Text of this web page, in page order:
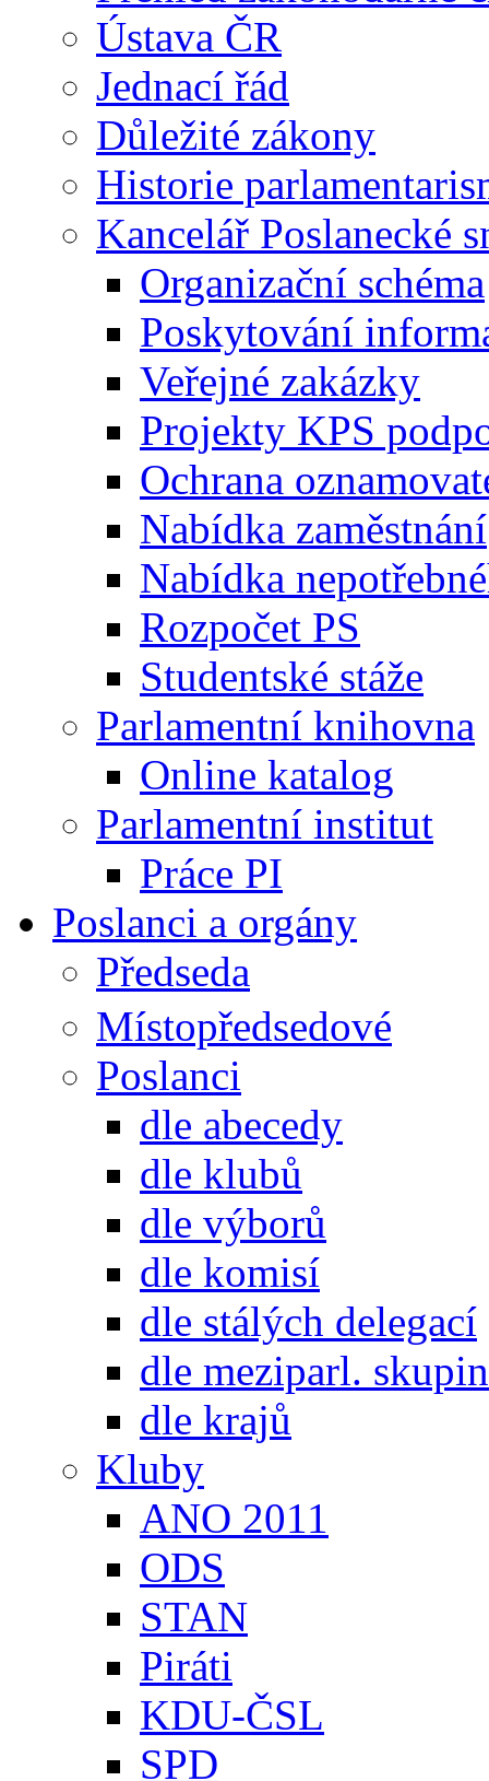
Ústava ČR
Jednací řád
Důležité zákony
Historie
Kancelář Poslanecké
Organizační schéma
Poskytování
Veřejné zakázky
Projekty KPS
Ochrana
Nabídka zaměstnání
Nabídka
Rozpočet PS
Studentské stáže
Parlamentní knihovna
Online katalog
Parlamentní institut
Práce PI
Poslanci a orgány
Předseda
Místopředsedové
Poslanci
dle abecedy
dle klubů
dle výborů
dle komisí
dle stálých delegací
dle meziparl. skupin
dle krajů
Kluby
ANO 2011
ODS
STAN
Piráti
KDU-ČSL
SPD